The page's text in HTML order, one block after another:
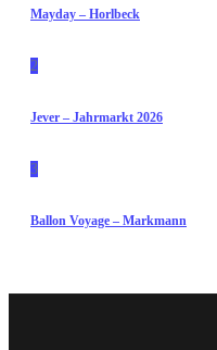
Mayday – Horlbeck
2
Jever – Jahrmarkt 2026
3
Ballon Voyage – Markmann